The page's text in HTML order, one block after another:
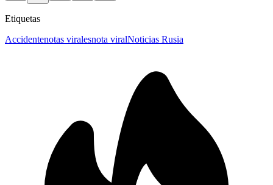
Etiquetas
Accidentenotas viralesnota viralNoticias Rusia